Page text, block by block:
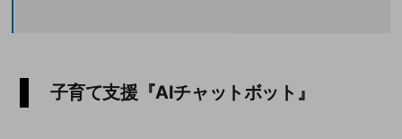
子育て支援『AIチャットボット』